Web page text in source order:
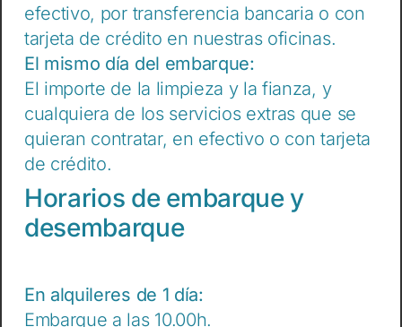
efectivo, por transferencia bancaria o con
tarjeta de crédito en nuestras oficinas.
El mismo día del embarque:
El importe de la limpieza y la fianza, y
cualquiera de los servicios extras que se
quieran contratar, en efectivo o con tarjeta
de crédito.
Horarios de embarque y
desembarque
En alquileres de 1 día:
Embarque a las 10.00h.